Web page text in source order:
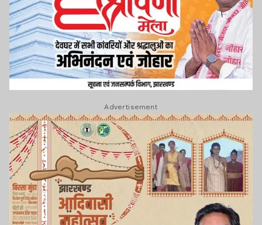
Advertisement